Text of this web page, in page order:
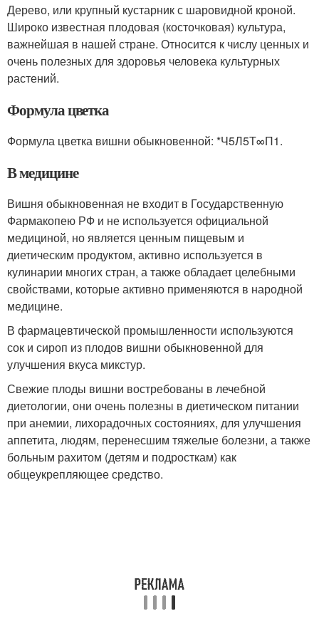
Дерево, или крупный кустарник с шаровидной кроной.
Широко известная плодовая (косточковая) культура,
важнейшая в нашей стране. Относится к числу ценных и
очень полезных для здоровья человека культурных
растений.
Формула цветка
Формула цветка вишни обыкновенной: *Ч5Л5Т∞П1.
В медицине
Вишня обыкновенная не входит в Государственную
Фармакопею РФ и не используется официальной
медициной, но является ценным пищевым и
диетическим продуктом, активно используется в
кулинарии многих стран, а также обладает целебными
свойствами, которые активно применяются в народной
медицине.
В фармацевтической промышленности используются
сок и сироп из плодов вишни обыкновенной для
улучшения вкуса микстур.
Свежие плоды вишни востребованы в лечебной
диетологии, они очень полезны в диетическом питании
при анемии, лихорадочных состояниях, для улучшения
аппетита, людям, перенесшим тяжелые болезни, а также
больным рахитом (детям и подросткам) как
общеукрепляющее средство.